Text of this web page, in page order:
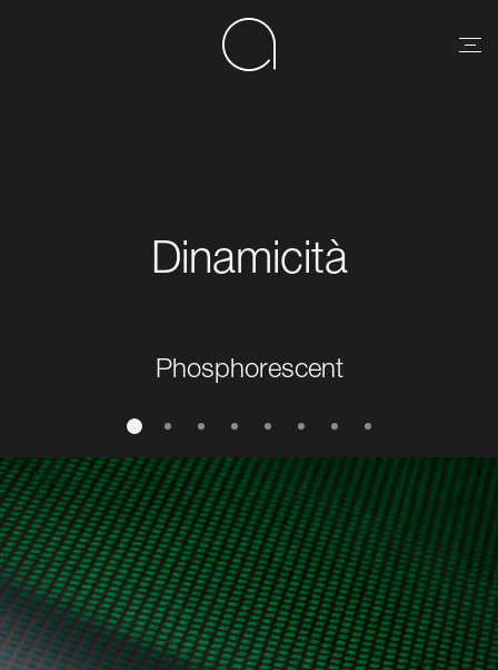
Dinamicità
Phosphorescent